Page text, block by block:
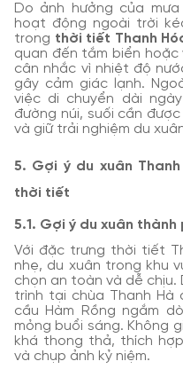
Do ảnh hưởng của
hoạt động ngoài trời
trong thời tiết Thanh
quan đến tắm biển
cân nhắc vì nhiệt độ
gây cảm giác lạnh.
việc di chuyển dài
đường núi, suối cần
và giữ trải nghiệm du
5. Gợi ý du xuân
thời tiết
5.1. Gợi ý du xuân
Với đặc trưng thời tiết
nhẹ, du xuân trong khu
chọn an toàn và dễ
trình tại chùa Thanh Hà
cầu Hàm Rồng ngắm
mỏng buổi sáng. Không
khá thong thả, thích
và chụp ảnh kỷ niệm.